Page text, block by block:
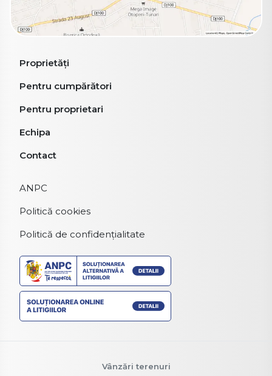
Proprietăți
Pentru cumpărători
Pentru proprietari
Echipa
Contact
ANPC
Politică cookies
Politică de confidențialitate
Vânzări terenuri